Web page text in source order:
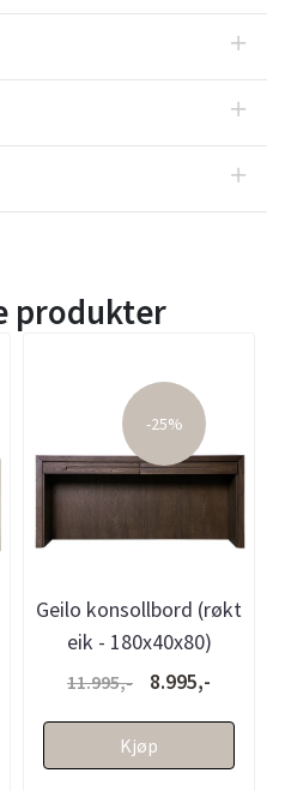
produkter
-25%
Geilo konsollbord (røkt
eik - 180x40x80)
11.995,- 8.995,-
Kjøp